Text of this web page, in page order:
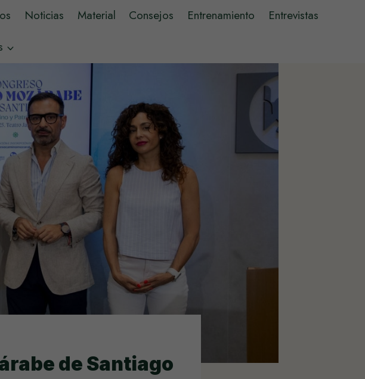
Noticias Material Consejos Entrenamiento
Entrevistas
de Santiago